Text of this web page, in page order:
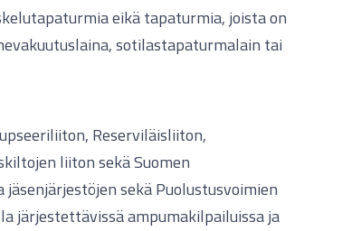
eikä tapaturmia, joista on
sotilastapaturmalain tai
Reserviläisliiton,
liiton sekä Suomen
sekä Puolustusvoimien
järjestettävissä ampumakilpailuissa ja